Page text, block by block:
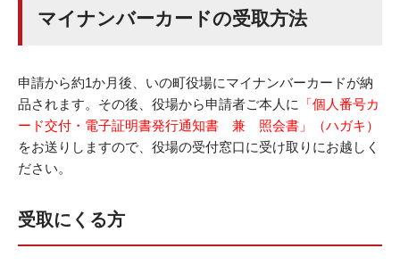
マイナンバーカードの受取方法
申請から約1か月後、いの町役場にマイナンバーカードが納
品されます。その後、役場から申請者ご本人に
「個人番号カ
ード交付・電子証明書発行通知書 兼 照会書」（ハガキ）
をお送りしますので、役場の受付窓口に受け取りにお越しく
ださい。
受取にくる方